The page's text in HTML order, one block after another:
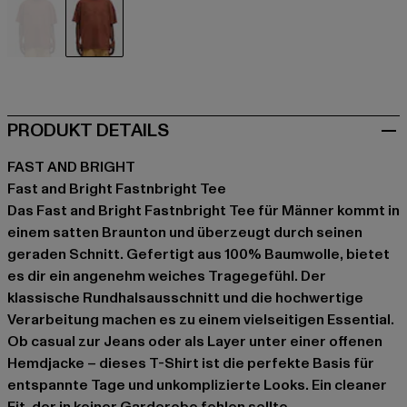
PRODUKT DETAILS
FAST AND BRIGHT
Fast and Bright Fastnbright Tee
Das Fast and Bright Fastnbright Tee für Männer kommt in
einem satten Braunton und überzeugt durch seinen
geraden Schnitt. Gefertigt aus 100% Baumwolle, bietet
es dir ein angenehm weiches Tragegefühl. Der
klassische Rundhalsausschnitt und die hochwertige
Verarbeitung machen es zu einem vielseitigen Essential.
Ob casual zur Jeans oder als Layer unter einer offenen
Hemdjacke – dieses T-Shirt ist die perfekte Basis für
entspannte Tage und unkomplizierte Looks. Ein cleaner